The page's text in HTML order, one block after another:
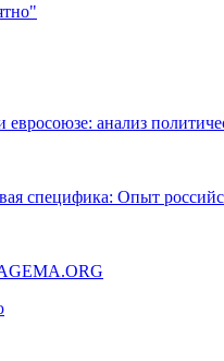
анализ
специфика: Опыт